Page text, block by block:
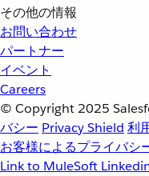
その他の情報
お問い合わせ
パートナー
イベント
Careers
© Copyright 2025
バシー Privacy Shield 利
お客様によるプライバシ
Link to MuleSoft